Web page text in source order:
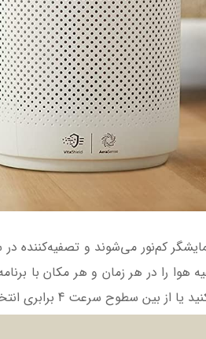
سرعت 1، 2 و توربو – تا کنترل کامل جریان هوا و سطح صدا را داشته باشید.